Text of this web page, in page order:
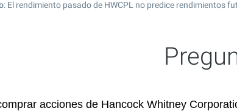
: El rendimiento pasado de HWCPL no predice rendimientos
acciones de Hancock Whitney